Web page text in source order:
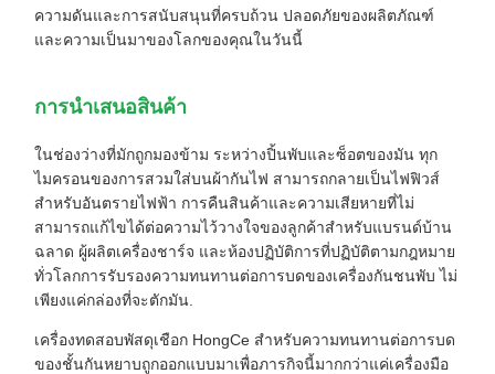
ความดันและการสนับสนุนที่ครบถ้วน ปลอดภัยของผลิตภัณฑ์
และความเป็นมาของโลกของคุณในวันนี้
การนําเสนอสินค้า
ในช่องว่างที่มักถูกมองข้าม ระหว่างปิ้นพับและซ็อตของมัน ทุก
ไมครอนของการสวมใส่บนผ้ากันไฟ สามารถกลายเป็นไฟฟิวส์
สําหรับอันตรายไฟฟ้า การคืนสินค้าและความเสียหายที่ไม่
สามารถแก้ไขได้ต่อความไว้วางใจของลูกค้าสําหรับแบรนด์บ้าน
ฉลาด ผู้ผลิตเครื่องชาร์จ และห้องปฏิบัติการที่ปฏิบัติตามกฎหมาย
ทั่วโลกการรับรองความทนทานต่อการบดของเครื่องกันชนพับ ไม่
เพียงแค่กล่องที่จะตักมัน.
เครื่องทดสอบพัสดุเชือก HongCe สําหรับความทนทานต่อการบด
ของชั้นกันหยาบถูกออกแบบมาเพื่อภารกิจนี้มากกว่าแค่เครื่องมือ